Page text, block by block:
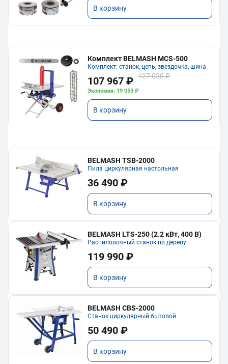
В корзину
Комплект BELMASH MCS-500
Комплект: станок, цепь, звездочка, шина
107 967 ₽ 127 020 ₽
Экономия: 19 053 ₽
В корзину
BELMASH TSB-2000
Пила циркулярная настольная
36 490 ₽
В корзину
BELMASH LTS-250 (2.2 кВт, 400 В)
Распиловочный станок по дереву
119 990 ₽
В корзину
BELMASH CBS-2000
Станок циркулярный бытовой
50 490 ₽
В корзину